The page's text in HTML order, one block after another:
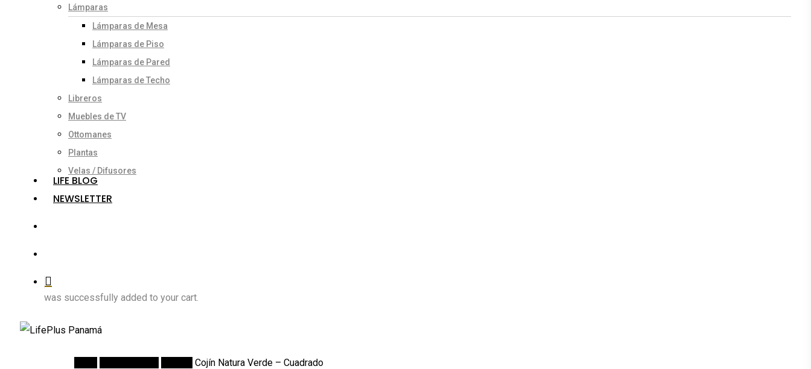
Lámparas
Lámparas de Mesa
Lámparas de Piso
Lámparas de Pared
Lámparas de Techo
Libreros
Muebles de TV
Ottomanes
Plantas
Velas / Difusores
LIFE BLOG
NEWSLETTER
was successfully added to your cart.
Cojín Natura Verde – Cuadrado